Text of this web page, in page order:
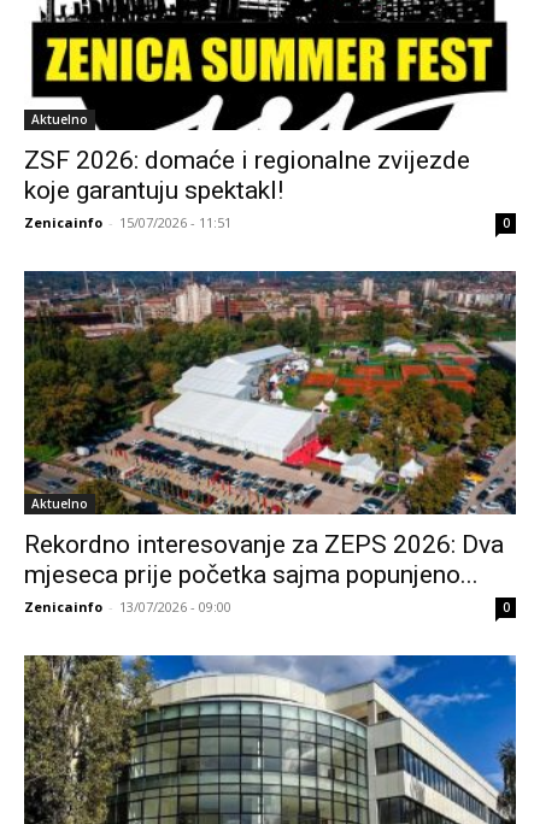
Aktuelno
ZSF 2026: domaće i regionalne zvijezde
koje garantuju spektakl!
Zenicainfo - 15/07/2026 - 11:51 0
Aktuelno
Rekordno interesovanje za ZEPS 2026: Dva
mjeseca prije početka sajma popunjeno...
Zenicainfo - 13/07/2026 - 09:00 0